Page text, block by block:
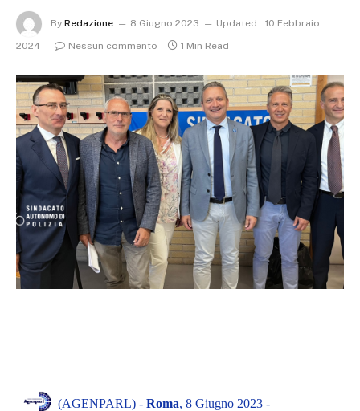
By Redazione 8 Giugno 2023 Updated: 10 Febbraio
2024
Nessun commento 1 Min Read
(AGENPARL) - Roma, 8 Giugno 2023 -